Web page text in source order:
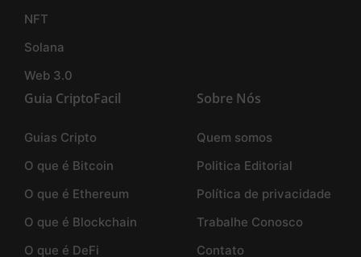
NFT
Solana
Web 3.0
Guia CriptoFacil
Guias Cripto
O que é Bitcoin
O que é Ethereum
O que é Blockchain
O que é DeFi
Sobre Nós
Quem somos
Politica Editorial
Política de privacidade
Trabalhe Conosco
Contato